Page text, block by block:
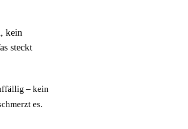
kein
steckt
– kein
es.